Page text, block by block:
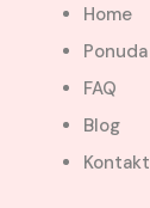
Home
Ponuda
FAQ
Blog
Kontakt